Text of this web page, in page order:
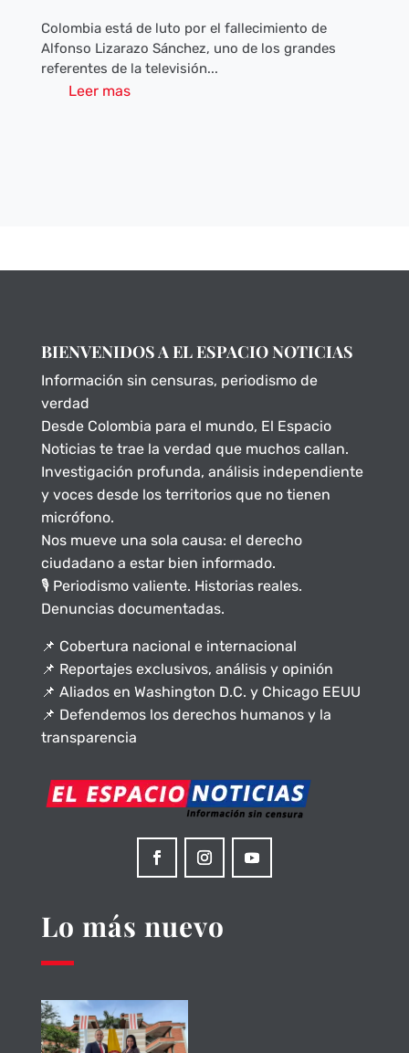
Colombia está de luto por el fallecimiento de
Alfonso Lizarazo Sánchez, uno de los grandes
referentes de la televisión...
Leer mas
BIENVENIDOS A EL ESPACIO NOTICIAS
Información sin censuras, periodismo de
verdad
Desde Colombia para el mundo, El Espacio
Noticias te trae la verdad que muchos callan.
Investigación profunda, análisis independiente
y voces desde los territorios que no tienen
micrófono.
Nos mueve una sola causa: el derecho
ciudadano a estar bien informado.
🎙️ Periodismo valiente. Historias reales.
Denuncias documentadas.
📌 Cobertura nacional e internacional
📌 Reportajes exclusivos, análisis y opinión
📌 Aliados en Washington D.C. y Chicago EEUU
📌 Defendemos los derechos humanos y la
transparencia
Lo más nuevo